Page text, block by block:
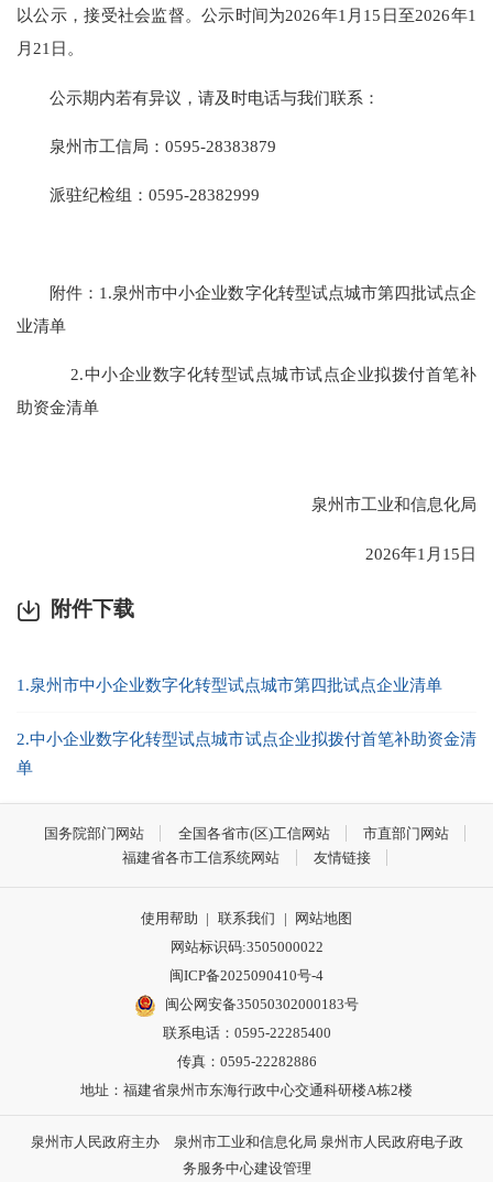
以公示，接受社会监督。公示时间为2026年1月15日至2026年1
月21日。
公示期内若有异议，请及时电话与我们联系：
泉州市工信局：0595-28383879
派驻纪检组：0595-28382999
附件：1.泉州市中小企业数字化转型试点城市第四批试点企
业清单
2.中小企业数字化转型试点城市试点企业拟拨付首笔补
助资金清单
泉州市工业和信息化局
2026年1月15日
附件下载
1.泉州市中小企业数字化转型试点城市第四批试点企业清单
2.中小企业数字化转型试点城市试点企业拟拨付首笔补助资金清
单
国务院部门网站 全国各省市(区)工信网站
市直部门网站
福建省各市工信系统网站
友情链接
使用帮助 | 联系我们 |
网站地图
网站标识码:3505000022
闽ICP备2025090410号-4
闽公网安备35050302000183号
联系电话：0595-22285400
传真：0595-22282886
地址：福建省泉州市东海行政中心交通科研楼A栋2楼
泉州市人民政府主办 泉州市工业和信息化局 泉州市人民政府电子政
务服务中心建设管理